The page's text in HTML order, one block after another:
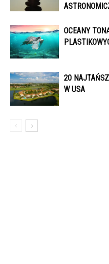
OCEANY
20
W USA